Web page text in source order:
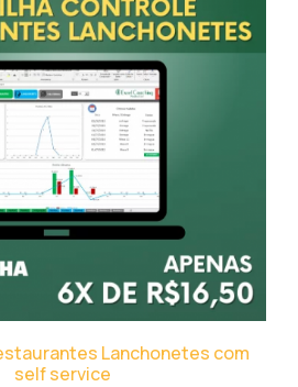
Lanchonetes com
self service